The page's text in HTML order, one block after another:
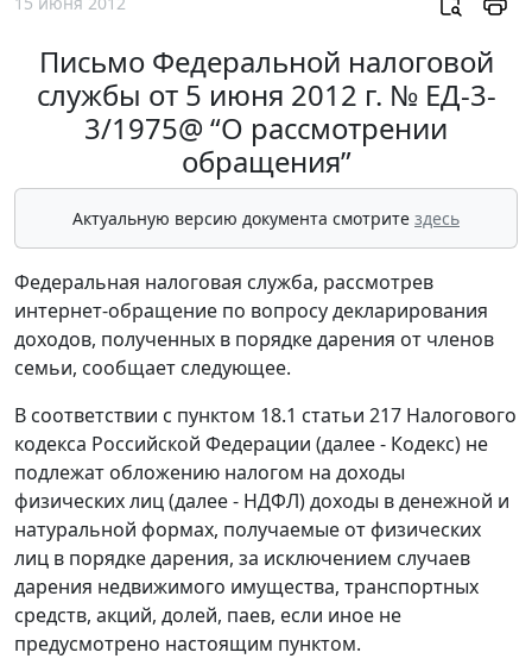
Письмо Федеральной налоговой
службы от 5 июня 2012 г. № ЕД-3-
3/1975@ “О рассмотрении
обращения”
Актуальную версию документа смотрите здесь
Федеральная налоговая служба, рассмотрев
интернет-обращение по вопросу декларирования
доходов, полученных в порядке дарения от членов
семьи, сообщает следующее.
В соответствии с пунктом 18.1 статьи 217 Налогового
кодекса Российской Федерации (далее - Кодекс) не
подлежат обложению налогом на доходы
физических лиц (далее - НДФЛ) доходы в денежной и
натуральной формах, получаемые от физических
лиц в порядке дарения, за исключением случаев
дарения недвижимого имущества, транспортных
средств, акций, долей, паев, если иное не
предусмотрено настоящим пунктом.